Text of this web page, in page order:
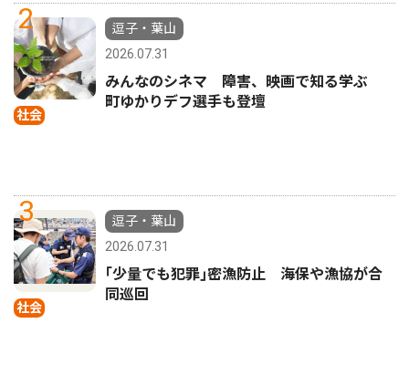
2
社会
逗子・葉山
2026.07.31
みんなのシネマ 障害、映画で知る学ぶ
町ゆかりデフ選手も登壇
3
社会
逗子・葉山
2026.07.31
｢少量でも犯罪｣密漁防止 海保や漁協が合
同巡回